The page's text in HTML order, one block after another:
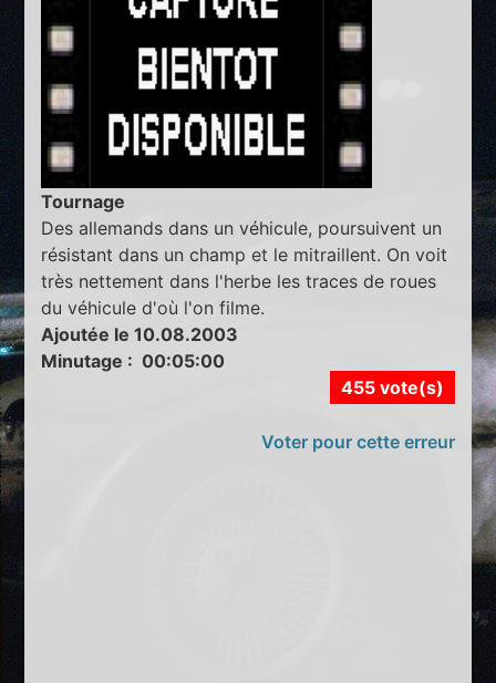
Tournage
Des allemands dans un véhicule, poursuivent un
résistant dans un champ et le mitraillent. On voit
très nettement dans l'herbe les traces de roues
du véhicule d'où l'on filme.
Ajoutée le 10.08.2003
Minutage : 00:05:00
455 vote(s)
Voter pour cette erreur